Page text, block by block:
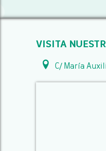
VISITA
C/ María